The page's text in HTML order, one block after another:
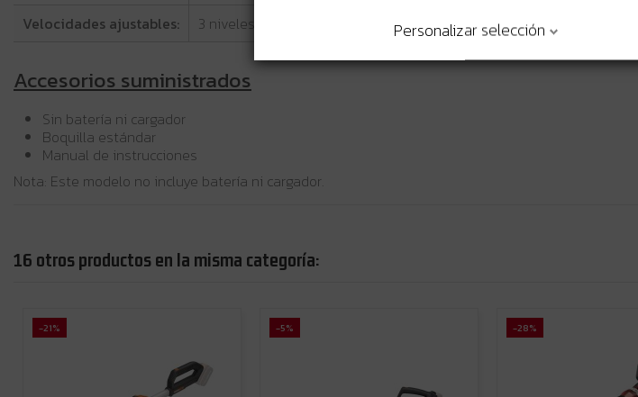
Velocidades ajustables:
3 niveles
Accesorios suministrados
Sin batería ni cargador
Boquilla estándar
Manual de instrucciones
Nota: Este modelo no incluye batería ni cargador.
16 otros productos en la misma categoría:
-21% -5% -28%
Personalizar selección